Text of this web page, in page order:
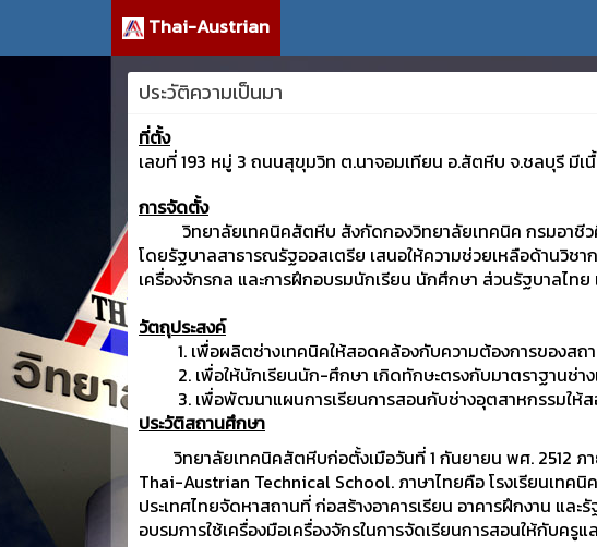
Thai-Austrian
ประวัติความเป็นมา
ที่ตั้ง
เลขที่ 193 หมู่ 3 ถนนสุขุมวิท ต.นาจอมเทียน อ.สัตหีบ จ.ชลบุรี มีเนื้
การจัดตั้ง
วิทยาลัยเทคนิคสัตหีบ สังกัดกองวิทยาลัยเทคนิค กรมอาชีวศึ
โดยรัฐบาลสาธารณรัฐออสเตรีย เสนอให้ความช่วยเหลือด้านวิช
เครื่องจักรกล และการฝึกอบรมนักเรียน นักศึกษา ส่วนรัฐบาลไท
วัตถุประสงค์
1. เพื่อผลิตช่างเทคนิคให้สอดคล้องกับความต้องการของสถา
2. เพื่อให้นักเรียนนัก-ศึกษา เกิดทักษะตรงกับมาตราฐานช่าง
3. เพื่อพัฒนาแผนการเรียนการสอนกับช่างอุตสาหกรรมให้
ประวัติสถานศึกษา
วิทยาลัยเทคนิคสัตหีบก่อตั้งเมือวันที่ 1 กันยายน พศ. 2512 ภา
Thai-Austrian Technical School. ภาษาไทยคือ โรงเรียนเท
ประเทศไทยจัดหาสถานที่ ก่อสร้างอาคารเรียน อาคารฝึกงาน แ
อบรมการใช้เครื่องมือเครื่องจักรในการจัดเรียนการสอนให้กับค